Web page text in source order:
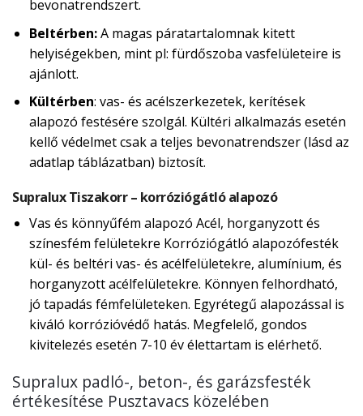
bevonatrendszert.
Beltérben:A magas páratartalomnak kitett
helyiségekben, mint pl: fürdőszoba vasfelületeire is
ajánlott.
Kültérben: vas- és acélszerkezetek, kerítések
alapozó festésére szolgál. Kültéri alkalmazás esetén
kellő védelmet csak a teljes bevonatrendszer (lásd az
adatlap táblázatban) biztosít.
Supralux Tiszakorr – korróziógátló alapozó
Vas és könnyűfém alapozó Acél, horganyzott és
színesfém felületekre Korróziógátló alapozófesték
kül- és beltéri vas- és acélfelületekre, alumínium, és
horganyzott acélfelületekre. Könnyen felhordható,
jó tapadás fémfelületeken. Egyrétegű alapozással is
kiváló korrózióvédő hatás. Megfelelő, gondos
kivitelezés esetén 7-10 év élettartam is elérhető.
Supralux padló-, beton-, és garázsfesték
értékesítése Pusztavacs közelében